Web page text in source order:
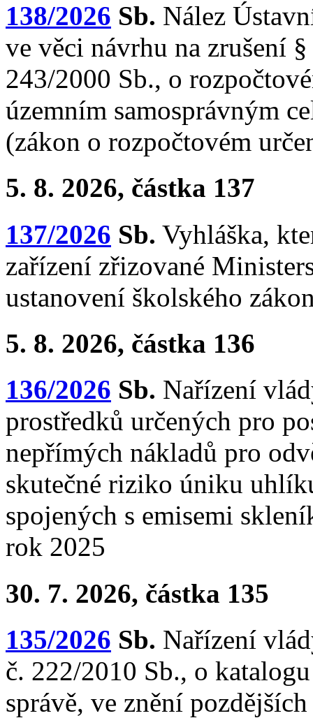
138/2026 Sb. Nález
ve věci návrhu na zrušení
243/2000 Sb., o
územním samosprávným
(zákon o rozpočtovém
5. 8. 2026, částka 137
137/2026 Sb. Vyhláška,
zařízení zřizované
ustanovení školského
5. 8. 2026, částka 136
136/2026 Sb. Nařízení
prostředků určených pro
nepřímých nákladů pro
skutečné riziko úniku
spojených s emisemi
rok 2025
30. 7. 2026, částka 135
135/2026 Sb. Nařízení
č. 222/2010 Sb., o
správě, ve znění